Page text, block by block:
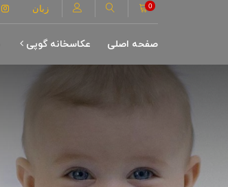
زبان 0
صفحه اصلی عکاسخانه گوپی